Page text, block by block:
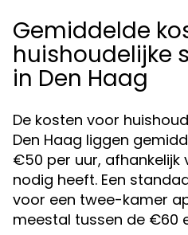
Gemiddelde
huishoudelijke
in Den Haag
De kosten voor
Den Haag liggen
€50 per uur, afhankelijk
nodig heeft. Een
voor een twee-kamer
meestal tussen de €60